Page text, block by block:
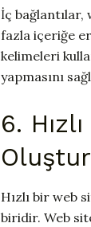
İç bağlantılar,
fazla içeriğe
kelimeleri
yapmasını
6.
Hızlı bir web
biridir. Web